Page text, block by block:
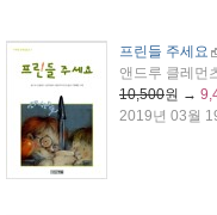
프린들 주세요
앤드루 클레먼
10,500원 →
2019년 03월